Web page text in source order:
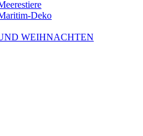
Deko
WEIHNACHTEN